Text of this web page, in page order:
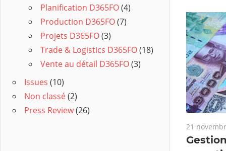
21
Planification D365FO(4)
Production D365FO(7)
Projets D365FO(3)
Trade & Logistics D365FO(18)
Vente au détail D365FO(3)
Issues (10)
Non classé(2)
Press Review(26)